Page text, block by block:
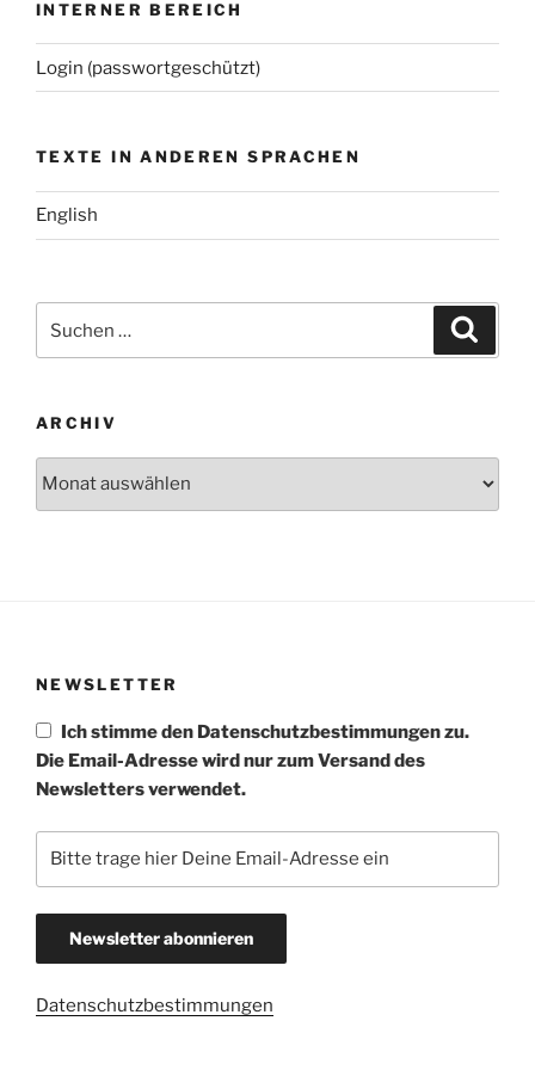
INTERNER BEREICH
Login (passwortgeschützt)
TEXTE IN ANDEREN SPRACHEN
English
nach:
ARCHIV
NEWSLETTER
Ich stimme den Datenschutzbestimmungen zu.
Die Email-Adresse wird nur zum Versand des
Newsletters verwendet.
Datenschutzbestimmungen